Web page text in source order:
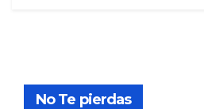
No Te pierdas